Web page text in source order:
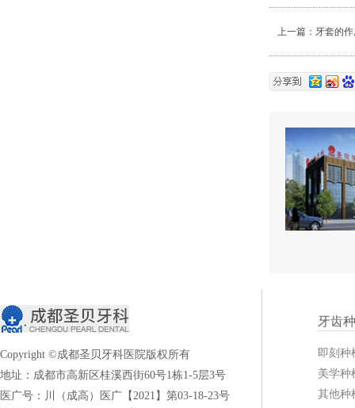
上一篇： 牙套的
Copyright ©成都圣贝牙科医院版权所有
地址：成都市高新区桂溪西街60号1栋1-5层3号
医广号：川（成高）医广【2021】第03-18-23号
牙齿
即刻种
美学种
其他种